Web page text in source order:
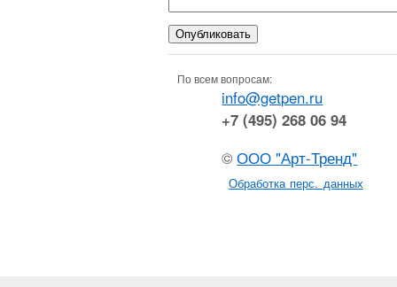
По всем вопросам:
info@getpen.ru
+7 (495) 268 06 94
©ООО "Арт-Тренд"
Обработка перс. данных